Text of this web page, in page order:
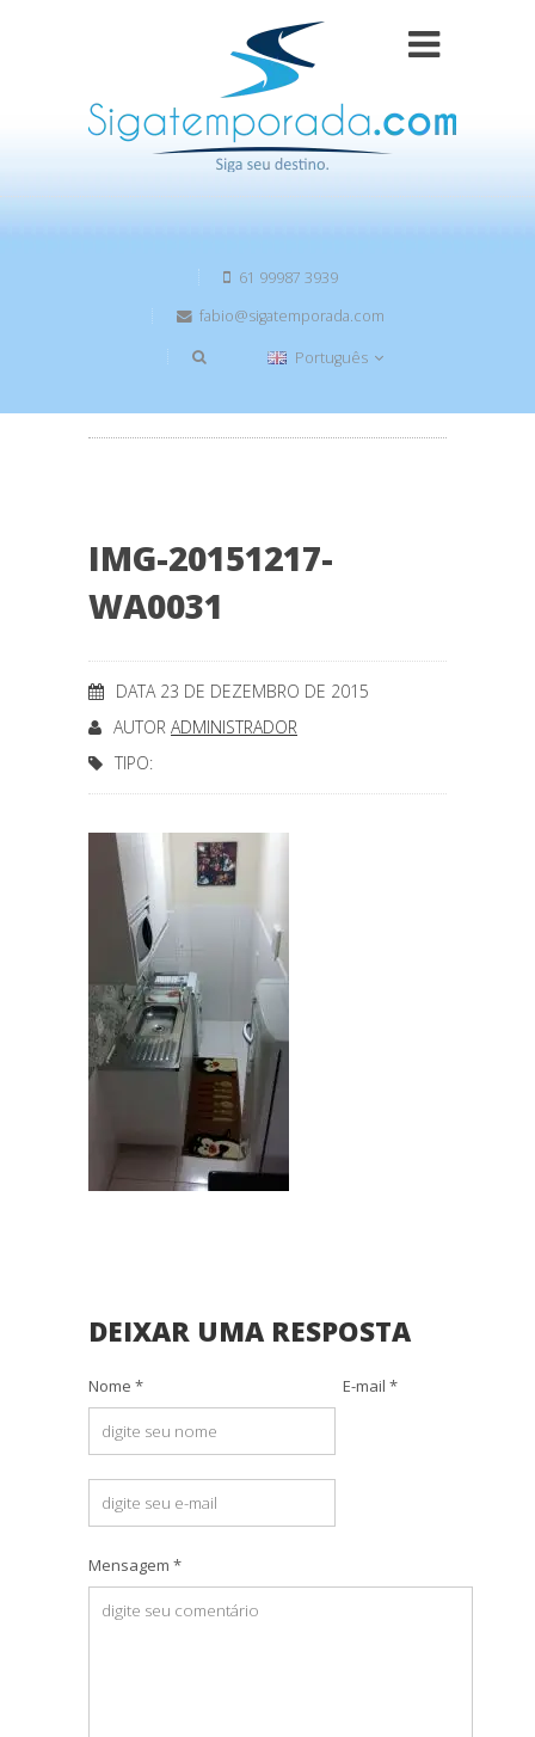
61 99987 3939
fabio@sigatemporada.com
Português
IMG-20151217-
WA0031
DATA 23 DE DEZEMBRO DE 2015
AUTOR ADMINISTRADOR
TIPO:
DEIXAR UMA RESPOSTA
Nome * E-mail *
Mensagem *